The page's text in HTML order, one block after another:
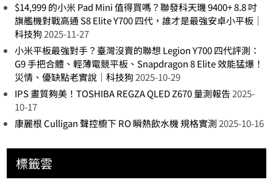
$14,999 的小米 Pad Mini 值得買嗎？聯發科天璣 9400+ 8.8 吋
旗艦機對戰高通 S8 Elite Y700 四代，誰才是最強安卓小平板｜
科技狗 2025-11-27
小米平板最強對手？臺灣沒賣的聯想 Legion Y700 四代評測：
G9 手把合體、輕薄電競平板、Snapdragon 8 Elite 效能猛爆！
災情、優缺點老實說｜科技狗 2025-10-29
IPS 畫質夠美！TOSHIBA REGZA QLED Z670 量測報告2025-
10-17
康麗根 Culligan 聲控櫥下 RO 瞬熱飲水機 規格實測 2025-10-16
標籤雲